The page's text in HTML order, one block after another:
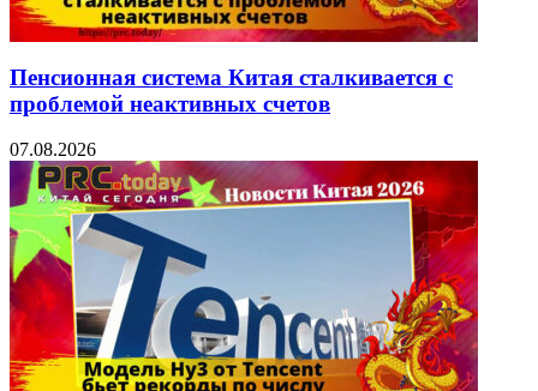
Пенсионная система Китая сталкивается с
проблемой неактивных счетов
07.08.2026